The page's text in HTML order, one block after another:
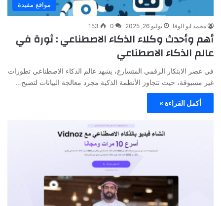
مواقع مفيدة
محمد ابو الوفا يوليو 26, 2025 0
153
أهم وأحدث وكلاء الذكاء الاصطناعي : ثورة في
عالم الذكاء الاصطناعي
في عصر الابتكار الرقمي المتسارع، يشهد عالم الذكاء الاصطناعي تطورات
غير مسبوقة، حيث تتجاوز الأنظمة الذكية مجرد معالجة البيانات لتصبح…
أكمل القراءة »